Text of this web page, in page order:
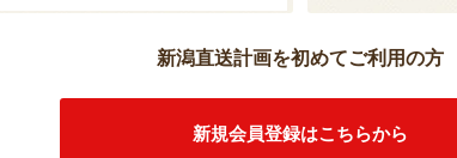
新潟直送計画を初めてご利用の方
新規会員登録はこちらから